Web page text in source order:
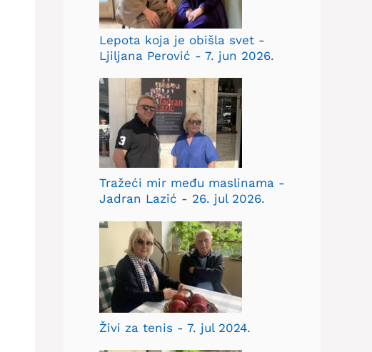
Lepota koja je obišla svet -
Ljiljana Perović - 7. jun 2026.
Tražeći mir među maslinama -
Jadran Lazić - 26. jul 2026.
Živi za tenis - 7. jul 2024.